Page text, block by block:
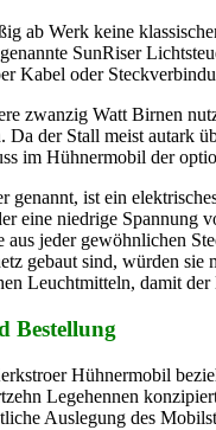
ab Werk keine
SunRiser
Kabel oder
zwanzig Watt Birnen
Da der Stall meist
im Hühnermobil der
genannt, ist ein
eine niedrige
aus jeder gewöhnlichen
gebaut sind, würden
Leuchtmitteln, damit
Bestellung
Hühnermobil
Legehennen
Auslegung des